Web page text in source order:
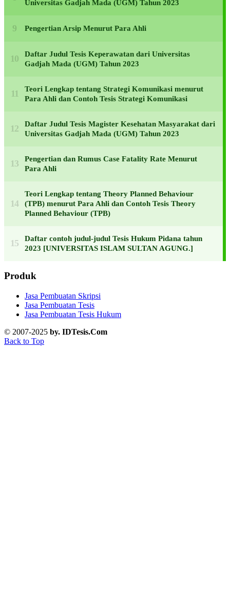
Universitas Gadjah Mada (UGM) Tahun 2023
Pengertian Arsip Menurut Para Ahli
Daftar Judul Tesis Keperawatan dari Universitas
Gadjah Mada (UGM) Tahun 2023
Teori Lengkap tentang Strategi Komunikasi menurut
Para Ahli dan Contoh Tesis Strategi Komunikasi
Daftar Judul Tesis Magister Kesehatan Masyarakat dari
Universitas Gadjah Mada (UGM) Tahun 2023
Pengertian dan Rumus Case Fatality Rate Menurut
Para Ahli
Teori Lengkap tentang Theory Planned Behaviour
(TPB) menurut Para Ahli dan Contoh Tesis Theory
Planned Behaviour (TPB)
Daftar contoh judul-judul Tesis Hukum Pidana tahun
2023 [UNIVERSITAS ISLAM SULTAN AGUNG.]
Produk
Jasa Pembuatan Skripsi
Jasa Pembuatan Tesis
Jasa Pembuatan Tesis Hukum
© 2007-2025 by. IDTesis.Com
Back to Top